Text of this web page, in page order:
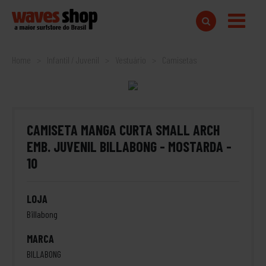
Home Camisetas
CAMISETA MANGA CURTA SMALL ARCH
EMB. JUVENIL BILLABONG - MOSTARDA -
10
LOJA
Billabong
MARCA
BILLABONG